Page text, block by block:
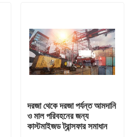
দরজা থেকে দরজা পর্যন্ত আমদানি
ও মাল পরিবহনের জন্য
কাস্টমাইজড ট্রান্সফার সমাধান